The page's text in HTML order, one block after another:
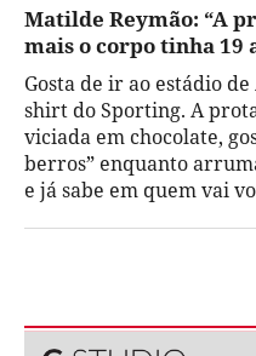
Matilde Reymão: “A
mais o corpo tinha 19
Gosta de ir ao estádio
shirt do Sporting. A
viciada em chocolate,
berros” enquanto
e já sabe em quem vai